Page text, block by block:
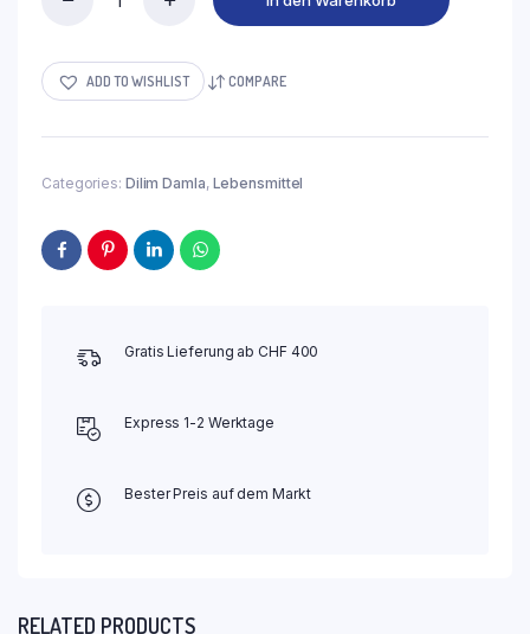
4-
4.5
quantity
ADD TO WISHLIST COMPARE
Categories: Dilim Damla, Lebensmittel
Gratis Lieferung ab CHF 400
Express 1-2 Werktage
Bester Preis auf dem Markt
RELATED PRODUCTS